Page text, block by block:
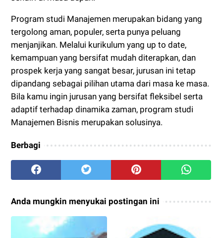
Program studi Manajemen merupakan bidang yang
tergolong aman, populer, serta punya peluang
menjanjikan. Melalui kurikulum yang up to date,
kemampuan yang bersifat mudah diterapkan, dan
prospek kerja yang sangat besar, jurusan ini tetap
dipandang sebagai pilihan utama dari masa ke masa.
Bila kamu ingin jurusan yang bersifat fleksibel serta
adaptif terhadap dinamika zaman, program studi
Manajemen Bisnis merupakan solusinya.
Berbagi
Anda mungkin menyukai postingan ini